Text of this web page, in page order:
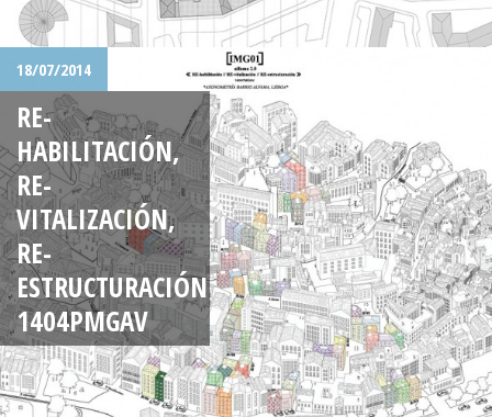
18/07/2014
RE-
HABILITACIÓN,
RE-
VITALIZACIÓN,
RE-
ESTRUCTURACIÓN
1404PMGAV